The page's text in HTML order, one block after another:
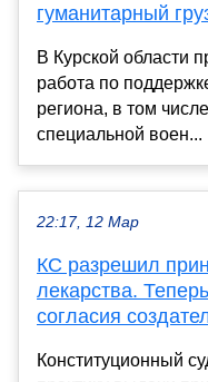
гуманитарный
В Курской области
работа по
региона, в том
специальной воен...
22:17, 12 Мар
КС разрешил
лекарства.
согласия
Конституционный